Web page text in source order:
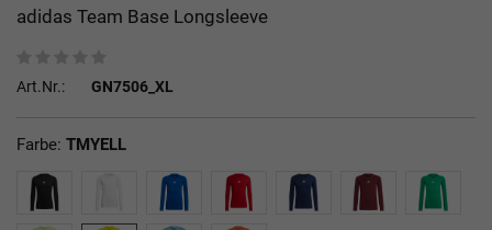
adidas Team Base Longsleeve
Art.Nr.: GN7506_XL
Farbe: TMYELL